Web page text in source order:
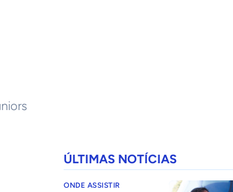
ÚLTIMAS NOTÍCIAS
ONDE ASSISTIR